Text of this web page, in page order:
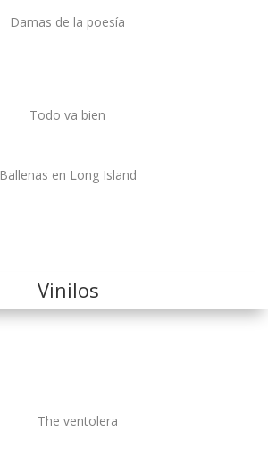
Damas de la poesía
Todo va bien
Ballenas en Long Island
Vinilos
The ventolera